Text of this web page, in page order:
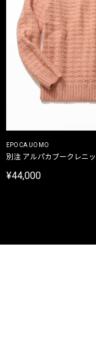
EPOCA UOMO
別注 アルパカブークレニ
¥44,000